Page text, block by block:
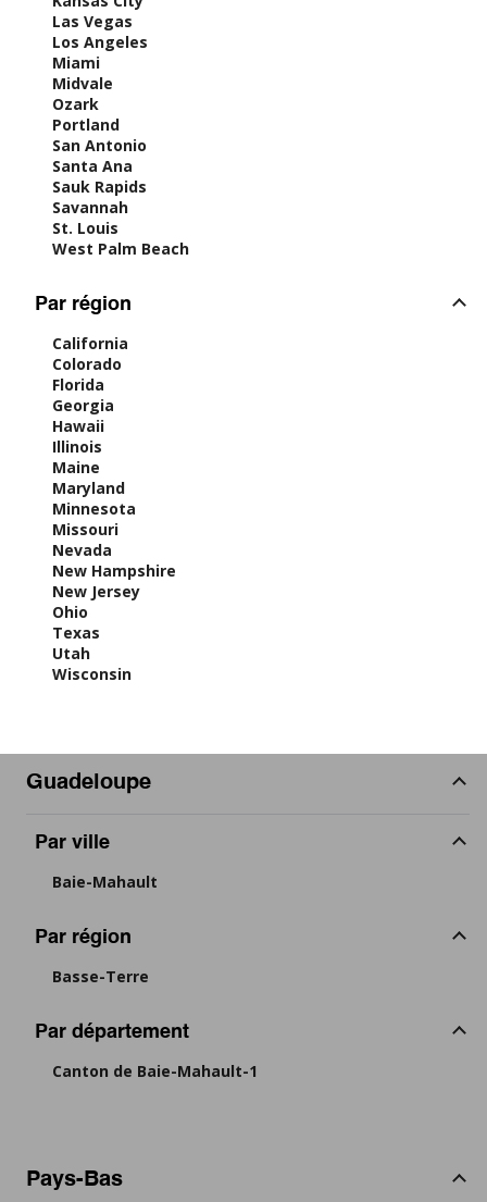
Las Vegas
Los Angeles
Miami
Midvale
Ozark
Portland
San Antonio
Santa Ana
Sauk Rapids
Savannah
St. Louis
West Palm Beach
Par région
California
Colorado
Florida
Georgia
Hawaii
Illinois
Maine
Maryland
Minnesota
Missouri
Nevada
New Hampshire
New Jersey
Ohio
Texas
Utah
Wisconsin
Guadeloupe
Par ville
Baie-Mahault
Par région
Basse-Terre
Par département
Canton de Baie-Mahault-1
Pays-Bas